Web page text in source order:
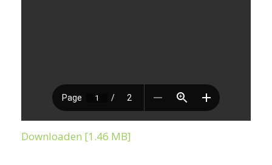
Downloaden [1.46 MB]